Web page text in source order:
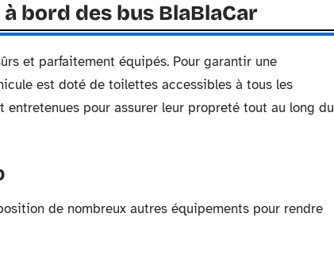
bord des bus BlaBlaCar
et parfaitement équipés. Pour garantir une
est doté de toilettes accessibles à tous les
entretenues pour assurer leur propreté tout au long du
de nombreux autres équipements pour rendre